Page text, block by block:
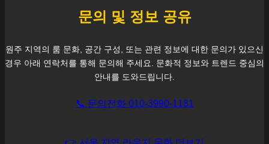
문의 및 정보 공유
원주 지역의 룸 문화, 공간 구성, 또는 관련 정보에 대한 문의가 있으신
경우 아래 연락처를 통해 문의해 주세요. 문화적 정보와 트렌드 중심의
안내를 도와드립니다.
📞 문의전화 010-3990-1181